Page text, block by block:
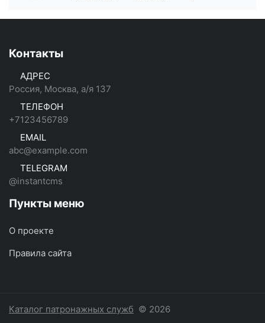
Контакты
АДРЕС
Россия, Москва, а/я 137
ТЕЛЕФОН
+7123456789
EMAIL
abc@example.com
TELEGRAM
@instantcms
Пункты меню
О проекте
Правила сайта
Каталог патронажных служб © 2026